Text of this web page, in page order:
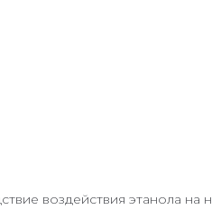
воздействия этанола